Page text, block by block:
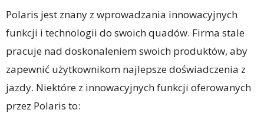
Polaris jest znany z wprowadzania innowacyjnych
funkcji i technologii do swoich quadów. Firma stale
pracuje nad doskonaleniem swoich produktów, aby
zapewnić użytkownikom najlepsze doświadczenia z
jazdy. Niektóre z innowacyjnych funkcji oferowanych
przez Polaris to: